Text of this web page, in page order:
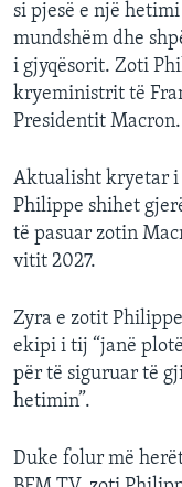
si pjesë e një
mundshëm dhe
i gjyqësorit. Zoti
kryeministrit të
Presidentit Macron.
Aktualisht kryetar i
Philippe shihet
të pasuar zotin
vitit 2027.
Zyra e zotit
ekipi i tij “janë
për të siguruar të
hetimin”.
Duke folur më